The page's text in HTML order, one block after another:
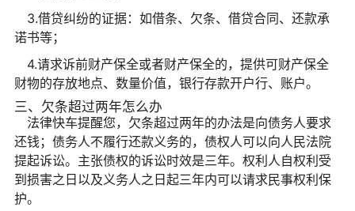
3.借贷纠纷的证据：如借条、欠条、借贷合同、还款承
诺书等；
4.请求诉前财产保全或者财产保全的，提供可财产保全
财物的存放地点、数量价值，银行存款开户行、账户。
三、欠条超过两年怎么办
法律快车提醒您，欠条超过两年的办法是向债务人要求
还钱；债务人不履行还款义务的，债权人可以向人民法院
提起诉讼。主张债权的诉讼时效是三年。权利人自权利受
到损害之日以及义务人之日起三年内可以请求民事权利保
护。